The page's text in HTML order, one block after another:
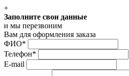
+
Заполните свои данные
и мы перезвоним
Вам для оформления заказа
ФИО*
Телефон*
E-mail